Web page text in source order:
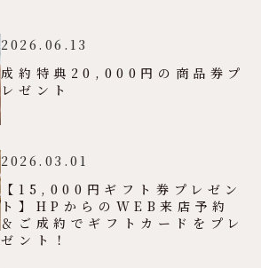
2026.06.13
成約特典20,000円の商品券プ
レゼント
2026.03.01
【15,000円ギフト券プレゼン
ト】HPからのWEB来店予約
＆ご成約でギフトカードをプレ
ゼント！